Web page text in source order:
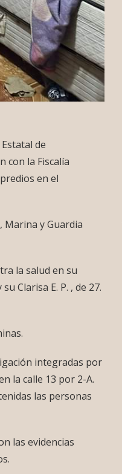
de
con la Fiscalía
en el
Marina y Guardia
la salud en su
Clarisa E. P. , de 27.
integradas por
la calle 13 por 2-A.
las personas
las evidencias